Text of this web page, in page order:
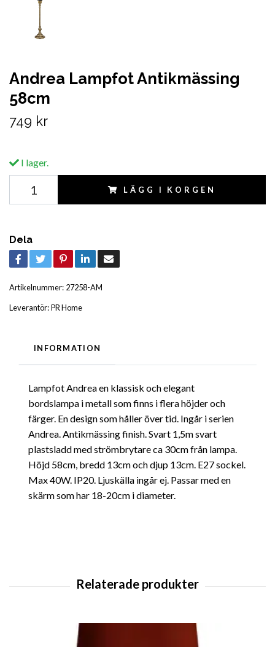
Andrea Lampfot Antikmässing
58cm
749 kr
I lager.
LÄGG I KORGEN
Dela
Artikelnummer: 27258-AM
Leverantör:PR Home
INFORMATION
Lampfot Andrea en klassisk och elegant
bordslampa i metall som finns i flera höjder och
färger. En design som håller över tid. Ingår i serien
Andrea. Antikmässing finish. Svart 1,5m svart
plastsladd med strömbrytare ca 30cm från lampa.
Höjd 58cm, bredd 13cm och djup 13cm. E27 sockel.
Max 40W. IP20. Ljuskälla ingår ej. Passar med en
skärm som har 18-20cm i diameter.